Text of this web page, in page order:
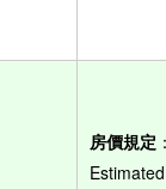
房價規定 ：